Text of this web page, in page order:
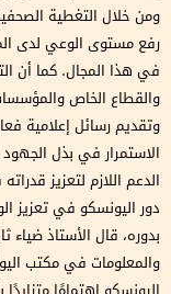
ومن خلال التغطية
رفع مستوى الوعي لدى
في هذا المجال. كما أن
والقطاع الخاص والمؤسسات
وتقديم رسائل إعلامية
الاستمرار في بذل الجهود
الدعم اللازم لتعزيز
دور اليونسكو في تعزيز
بدوره، قال الأستاذ ضياء
والمعلومات في مكتب